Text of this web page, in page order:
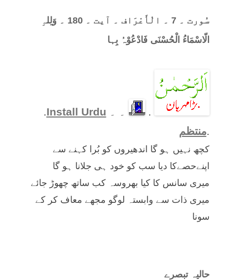
سُورت ۔ 7 ۔ الْأَعْرَاف ۔ آیت ۔ 180 ۔ وَلِلہِ
الّاسْمَاءُ الْحُسْنَی فَادْعُوْہُ بِہا
. ۔ ۔ Install Urdu
.
.منتظم
کچھ نہیں ہو گا اندھیروں کو بُرا کہنے سے
اپنےحصےکا دیا سب کو خود ہی جلانا ہو گا
میری سانس کا کیا بھروسہ کب ساتھ چھوڑ جائے
میری ذات سے وابستہ لوگو مجھے معاف کر کے
سونا
حالیہ تبصرے